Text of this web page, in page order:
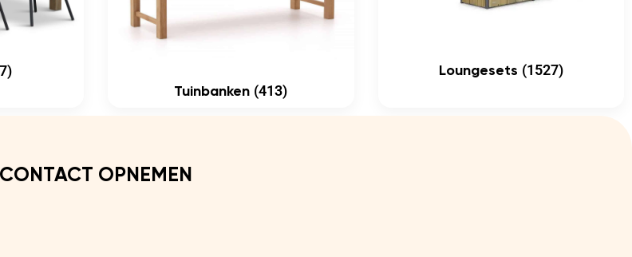
Tuinbanken (413)
Loungesets (1527)
CONTACT OPNEMEN